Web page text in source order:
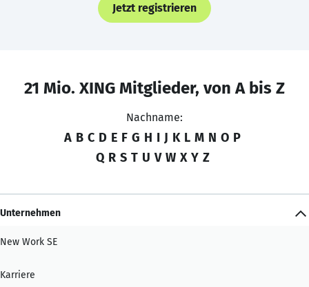
Jetzt registrieren
21 Mio. XING Mitglieder, von A bis Z
Nachname:
A B C D E F G H I J K L M N O P
Q R S T U V W X Y Z
Unternehmen
New Work SE
Karriere